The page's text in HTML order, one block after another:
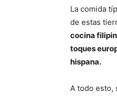
La comida
de estas
cocina
toques
hispana.
A todo esto,